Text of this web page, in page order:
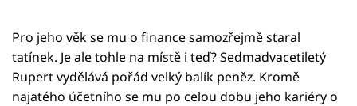
Pro jeho věk se mu o finance samozřejmě staral
tatínek. Je ale tohle na místě i teď? Sedmadvacetiletý
Rupert vydělává pořád velký balík peněz. Kromě
najatého účetního se mu po celou dobu jeho kariéry o